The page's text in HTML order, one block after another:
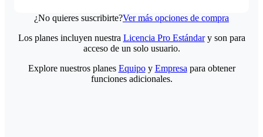
¿No quieres suscribirte?Ver más opciones de compra
Los planes incluyen nuestra Licencia Pro Estándary son para
acceso de un solo usuario.
Explore nuestros planes Equipoy Empresa para obtener
funciones adicionales.